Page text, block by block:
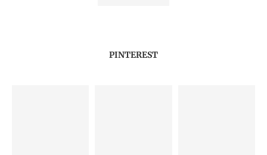
PINTEREST